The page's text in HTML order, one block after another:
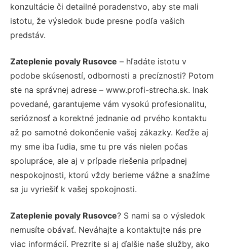
konzultácie či detailné poradenstvo, aby ste mali
istotu, že výsledok bude presne podľa vašich
predstáv.
Zateplenie povaly Rusovce – hľadáte istotu v
podobe skúseností, odbornosti a precíznosti? Potom
ste na správnej adrese – www.profi-strecha.sk. Inak
povedané, garantujeme vám vysokú profesionalitu,
serióznosť a korektné jednanie od prvého kontaktu
až po samotné dokončenie vašej zákazky. Keďže aj
my sme iba ľudia, sme tu pre vás nielen počas
spolupráce, ale aj v prípade riešenia prípadnej
nespokojnosti, ktorú vždy berieme vážne a snažíme
sa ju vyriešiť k vašej spokojnosti.
Zateplenie povaly Rusovce? S nami sa o výsledok
nemusíte obávať. Neváhajte a kontaktujte nás pre
viac informácií. Prezrite si aj ďalšie naše služby, ako